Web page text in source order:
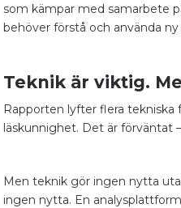
som kämpar med samarbete
behöver förstå och använda
Teknik är viktig.
Rapporten lyfter flera
läskunnighet. Det är förväntat
Men teknik gör ingen nytta
ingen nytta. En